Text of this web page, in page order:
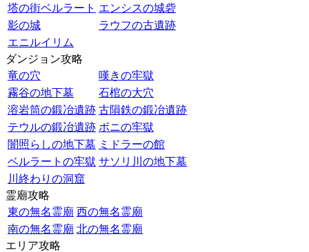
塔の街ベルラート エンシスの城砦
影の城
ラウフの古遺跡
エニルイリム
ダンジョン攻略
竜の穴
嘆きの牢獄
霧谷の地下墓
石棺の大穴
溶岩筒の鍛冶遺跡 古隕鉄の鍛冶遺跡
テウルの鍛冶遺跡 ボニの牢獄
闇照らしの地下墓 ミドラーの館
ベルラートの牢獄 サソリ川の地下墓
川終わりの洞窟
霊廟攻略
東の無名霊廟 西の無名霊廟
南の無名霊廟 北の無名霊廟
エリア攻略